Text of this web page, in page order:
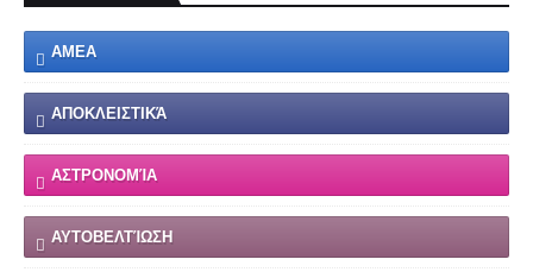
ΑΜΕΑ
ΑΠΟΚΛΕΙΣΤΙΚΆ
ΑΣΤΡΟΝΟΜΊΑ
ΑΥΤΟΒΕΛΤΊΩΣΗ